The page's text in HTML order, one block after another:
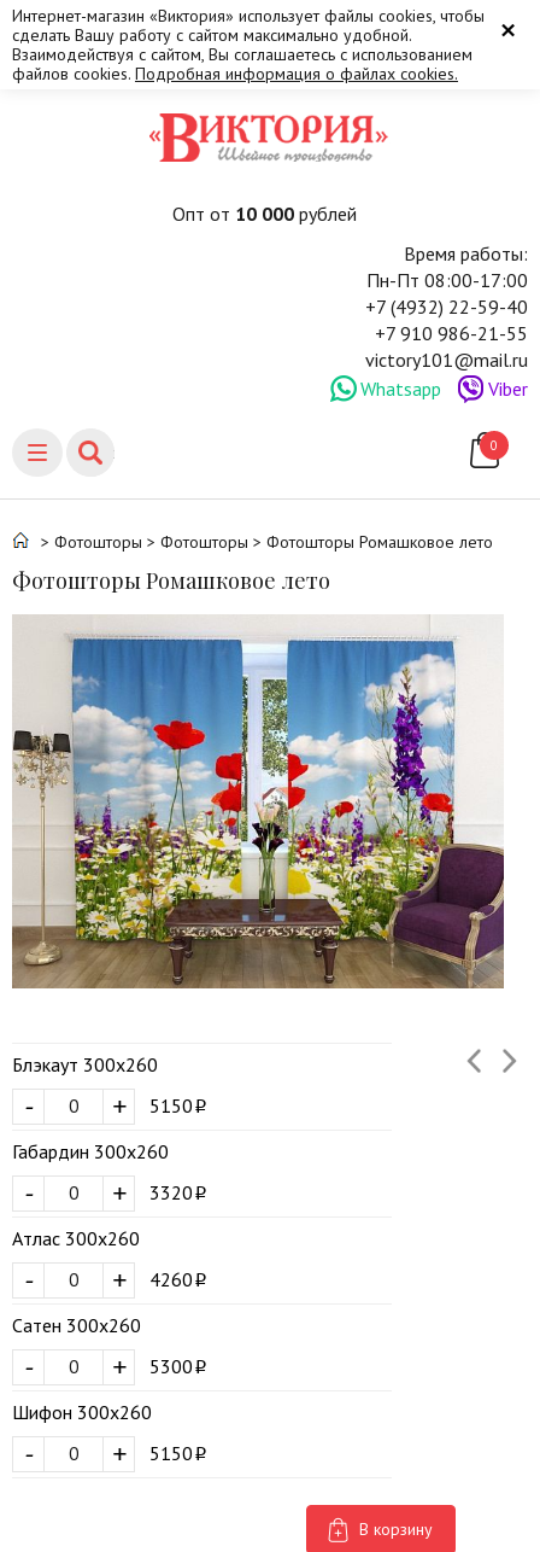
×
Интернет-магазин «Виктория» использует файлы cookies, чтобы
сделать Вашу работу с сайтом максимально удобной.
Взаимодействуя с сайтом, Вы соглашаетесь с использованием
файлов cookies. Подробная информация о файлах cookies.
Опт от 10 000рублей
Время работы:
Пн-Пт 08:00-17:00
+7 (4932) 22-59-40
+7 910 986-21-55
victory101@mail.ru
Whatsapp
Viber
0
> Фотошторы > Фотошторы > Фотошторы Ромашковое лето
Фотошторы Ромашковое лето
Блэкаут 300х260
+
-
5150
Габардин 300х260
+
-
3320
Атлас 300х260
+
-
4260
Сатен 300х260
+
-
5300
Шифон 300х260
+
- 5150
В корзину